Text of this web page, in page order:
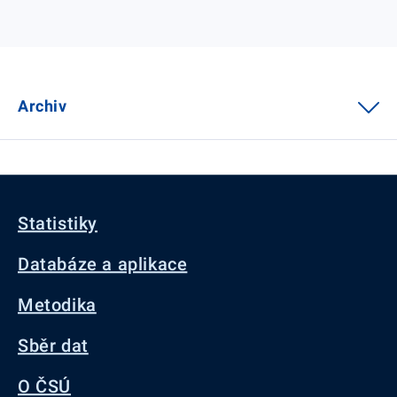
Archiv
Statistiky
Databáze a aplikace
Metodika
Sběr dat
O ČSÚ